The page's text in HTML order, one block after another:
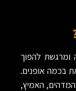
ומרגשת להפוך
בכמה אופנים.
האמיץ,